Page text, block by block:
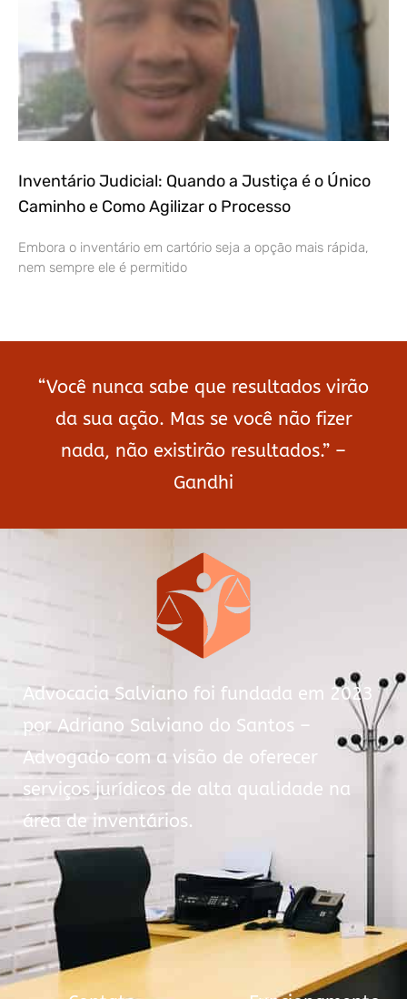
Inventário Judicial: Quando a Justiça é o Único
Caminho e Como Agilizar o Processo
Embora o inventário em cartório seja a opção mais rápida,
nem sempre ele é permitido
“Você nunca sabe que resultados virão
da sua ação. Mas se você não fizer
nada, não existirão resultados.” –
Gandhi
Advocacia Salviano foi fundada em 2023
por Adriano Salviano do Santos –
Advogado com a visão de oferecer
serviços jurídicos de alta qualidade na
área de inventários.